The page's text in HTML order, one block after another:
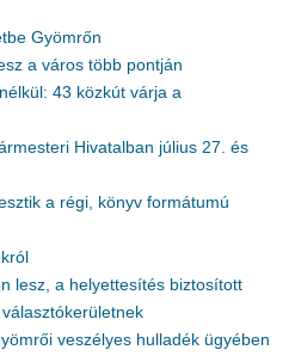
Gyömrőn
a város több pontján
43 közkút várja a
Hivatalban július 27. és
a régi, könyv formátumú
lesz, a helyettesítés biztosított
veszélyes hulladék ügyében